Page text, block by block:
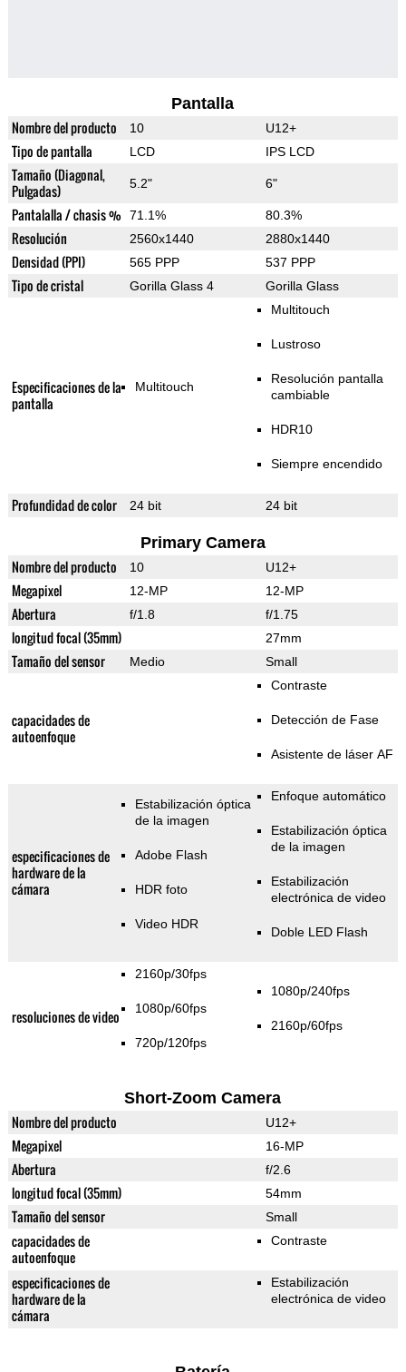
Pantalla
Nombre del producto 10 U12+
Tipo de pantalla LCD IPS LCD
Tamaño (Diagonal,
Pulgadas)
5.2" 6"
Pantalalla / chasis % 71.1% 80.3%
Resolución 2560x1440 2880x1440
Densidad (PPI) 565 PPP 537 PPP
Tipo de cristal Gorilla Glass 4 Gorilla Glass
Especificaciones de la
pantalla
Multitouch
Multitouch
Lustroso
Resolución pantalla
cambiable
HDR10
Siempre encendido
Profundidad de color 24 bit 24 bit
Primary Camera
Nombre del producto 10 U12+
Megapixel 12-MP 12-MP
Abertura f/1.8 f/1.75
longitud focal (35mm) 27mm
Tamaño del sensor Medio Small
capacidades de
autoenfoque
Contraste
Detección de Fase
Asistente de láser AF
especificaciones de
hardware de la
cámara
Estabilización óptica
de la imagen
Adobe Flash
HDR foto
Video HDR
Enfoque automático
Estabilización óptica
de la imagen
Estabilización
electrónica de video
Doble LED Flash
resoluciones de video
2160p/30fps
1080p/60fps
720p/120fps
1080p/240fps
2160p/60fps
Short-Zoom Camera
Nombre del producto U12+
Megapixel 16-MP
Abertura f/2.6
longitud focal (35mm) 54mm
Tamaño del sensor Small
capacidades de
autoenfoque
Contraste
especificaciones de
hardware de la
cámara
Estabilización
electrónica de video